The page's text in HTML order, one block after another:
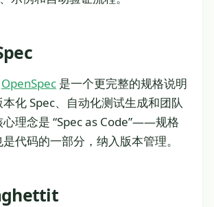
OpenSpec 是一个更完整的规格说明
化 Spec、自动化测试生成和团队
理念是 “Spec as Code”——规格
代码的一部分，纳入版本管理。